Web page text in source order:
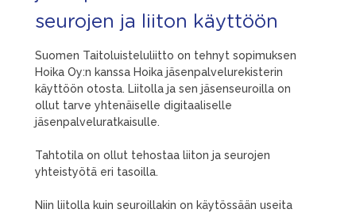
seurojen ja liiton käyttöön
Suomen Taitoluisteluliitto on tehnyt sopimuksen
Hoika Oy:n kanssa Hoika jäsenpalvelurekisterin
käyttöön otosta. Liitolla ja sen jäsenseuroilla on
ollut tarve yhtenäiselle digitaaliselle
jäsenpalveluratkaisulle.
Tahtotila on ollut tehostaa liiton ja seurojen
yhteistyötä eri tasoilla.
Niin liitolla kuin seuroillakin on käytössään useita